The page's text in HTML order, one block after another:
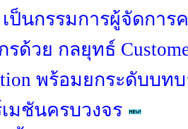
เป็นกรรมการผู้จัดกา
ด้วย กลยุทธ์
พร้อมยกระดับบ
มชันครบวงจร